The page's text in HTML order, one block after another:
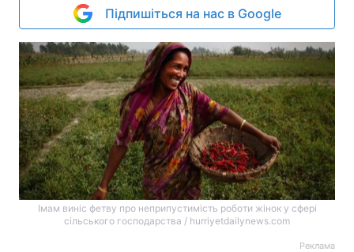
Підпишіться на нас в Google
Імам виніс фетву про неприпустимість роботи жінок у сфері
сільського господарства / hurriyetdailynews.com
Реклама